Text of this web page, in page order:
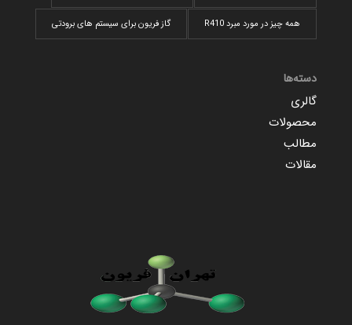
همه چیز در مورد مبرد R410 گاز فریون برای سیستم های برودتی
دسته‌ها
گالری
محصولات
مطالب
مقالات